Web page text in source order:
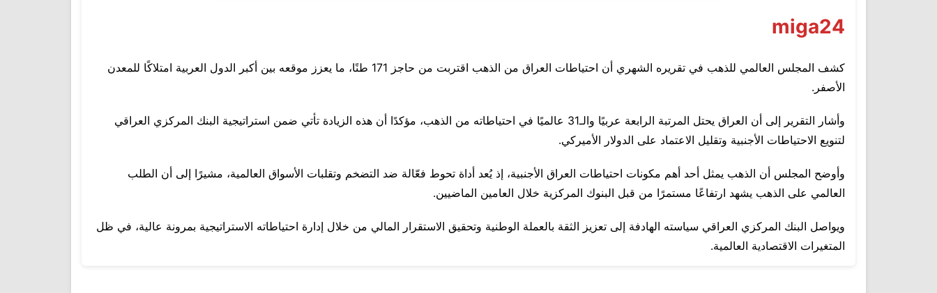
miga24
كشف المجلس العالمي للذهب في تقريره الشهري أن احتياطات العراق من الذهب اقتربت من حاجز 171 طنًا، ما يعزز موقعه بين أكبر الدول العربية امتلاكًا للمعدن
الأصفر.
وأشار التقرير إلى أن العراق يحتل المرتبة الرابعة عربيًا والـ31 عالميًا في احتياطاته من الذهب، مؤكدًا أن هذه الزيادة تأتي ضمن استراتيجية البنك المركزي العراقي
لتنويع الاحتياطات الأجنبية وتقليل الاعتماد على الدولار الأميركي.
وأوضح المجلس أن الذهب يمثل أحد أهم مكونات احتياطات العراق الأجنبية، إذ يُعد أداة تحوط فعّالة ضد التضخم وتقلبات الأسواق العالمية، مشيرًا إلى أن الطلب
العالمي على الذهب يشهد ارتفاعًا مستمرًا من قبل البنوك المركزية خلال العامين الماضيين.
ويواصل البنك المركزي العراقي سياسته الهادفة إلى تعزيز الثقة بالعملة الوطنية وتحقيق الاستقرار المالي من خلال إدارة احتياطاته الاستراتيجية بمرونة عالية، في ظل
المتغيرات الاقتصادية العالمية.